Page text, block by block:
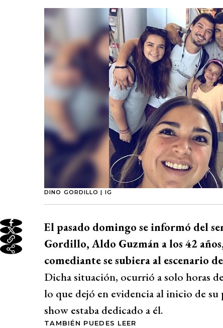
DINO GORDILLO | IG
El pasado domingo se informó del
Gordillo, Aldo Guzmán a los 42
comediante se subiera al escenario
Dicha situación, ocurrió a solo horas
lo que dejó en evidencia al inicio de
show estaba dedicado a él.
TAMBIÉN PUEDES LEER